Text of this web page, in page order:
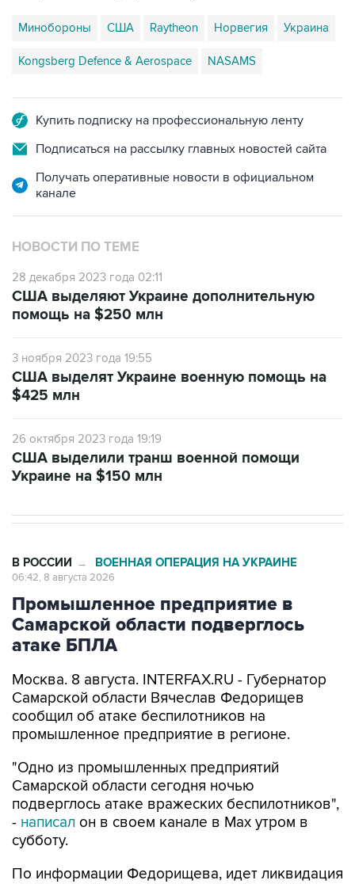
Минобороны США Raytheon Норвегия Украина
Kongsberg Defence & Aerospace NASAMS
Купить подписку на профессиональную ленту
Подписаться на рассылку главных новостей сайта
Получать оперативные новости в официальном
канале
НОВОСТИ ПО ТЕМЕ
28 декабря 2023 года 02:11
США выделяют Украине дополнительную
помощь на $250 млн
3 ноября 2023 года 19:55
США выделят Украине военную помощь на
$425 млн
26 октября 2023 года 19:19
США выделили транш военной помощи
Украине на $150 млн
В РОССИИ → ВОЕННАЯ ОПЕРАЦИЯ НА УКРАИНЕ
06:42, 8 августа 2026
Промышленное предприятие в
Самарской области подверглось
атаке БПЛА
Москва. 8 августа. INTERFAX.RU - Губернатор
Самарской области Вячеслав Федорищев
сообщил об атаке беспилотников на
промышленное предприятие в регионе.
"Одно из промышленных предприятий
Самарской области сегодня ночью
подверглось атаке вражеских беспилотников",
- написал он в своем канале в Max утром в
субботу.
По информации Федорищева, идет ликвидация